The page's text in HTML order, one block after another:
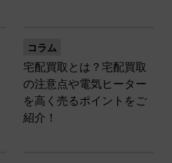
コラム
宅配買取とは？宅配買取
の注意点や電気ヒーター
を高く売るポイントをご
紹介！